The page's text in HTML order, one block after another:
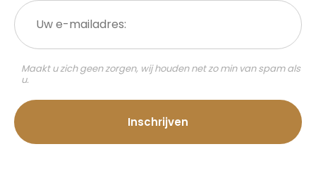
Uw
e-
mailadres:
Maakt u zich geen zorgen, wij houden net zo min van spam als
u.